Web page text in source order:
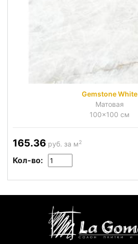
Gemstone White
Матовая
100x100 см
165.36 руб. за м2
Кол-во: